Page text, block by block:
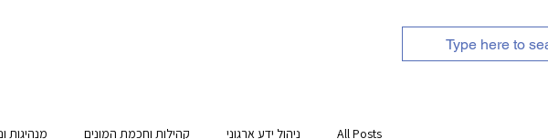
All Posts ניהול ידע ארגוני קהילות וחכמת המונים מנהיגות